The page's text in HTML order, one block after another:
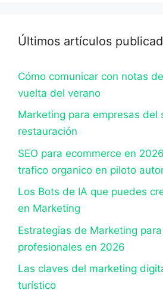
Últimos artículos
Cómo comunicar con notas
vuelta del verano
Marketing para empresas del
restauración
SEO para ecommerce en
trafico organico en piloto
Los Bots de IA que puedes
en Marketing
Estrategias de Marketing
profesionales en 2026
Las claves del marketing
turístico